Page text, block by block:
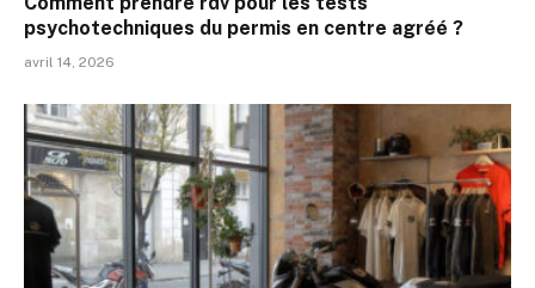
psychotechniques du permis en centre agréé ?
avril 14, 2026